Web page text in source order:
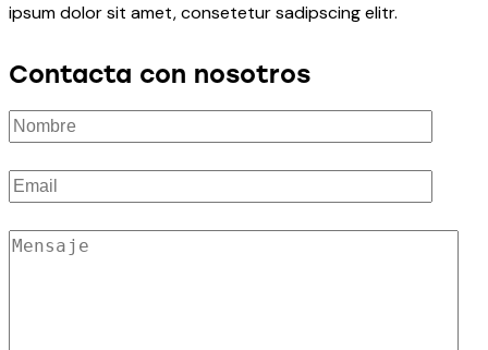
ipsum dolor sit amet, consetetur sadipscing elitr.
Contacta con nosotros